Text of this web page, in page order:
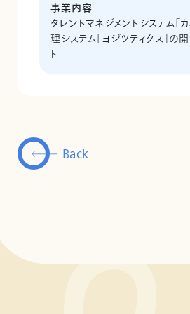
事業内容
タレントマネジメントシステム「
理システム「ヨジツティクス」の
ト
Back